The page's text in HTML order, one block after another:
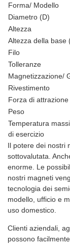
Forma/ Modello
Diametro (D)
Altezza
Altezza della
Filo
Tolleranze
Magnetizzazione/
Rivestimento
Forza di attrazione
Peso
Temperatura
di esercizio
Il potere dei nostri
sottovalutata.
enorme. Le
nostri magneti
tecnologia dei
modello, ufficio e
uso domestico.
Clienti aziendali,
possono